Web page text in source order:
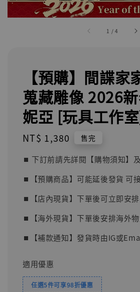
1 /4
【預購】間諜家
蒐藏雕像 2026
妮亞 [玩具工作
Regular
NT$ 1,380 售完
⏹︎ 下訂前請先詳閱【購物須知】
⏹︎【預購商品】可能延後發貨 可
⏹︎【店內現貨】下單後可立即安
⏹︎【海外現貨】下單後安排海外
⏹︎【補款通知】發貨時由IG或
適用優惠
任選5件可享98折優惠